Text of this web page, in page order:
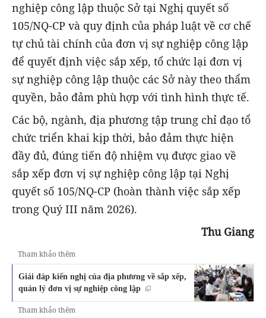
nghiệp công lập thuộc Sở tại Nghị quyết số
105/NQ-CP và quy định của pháp luật về cơ chế
tự chủ tài chính của đơn vị sự nghiệp công lập
để quyết định việc sắp xếp, tổ chức lại đơn vị
sự nghiệp công lập thuộc các Sở này theo thẩm
quyền, bảo đảm phù hợp với tình hình thực tế.
Các bộ, ngành, địa phương tập trung chỉ đạo tổ
chức triển khai kịp thời, bảo đảm thực hiện
đầy đủ, đúng tiến độ nhiệm vụ được giao về
sắp xếp đơn vị sự nghiệp công lập tại Nghị
quyết số 105/NQ-CP (hoàn thành việc sắp xếp
trong Quý III năm 2026).
Thu Giang
Tham khảo thêm
Giải đáp kiến nghị của địa phương về sắp xếp,
quản lý đơn vị sự nghiệp công lập
Tham khảo thêm